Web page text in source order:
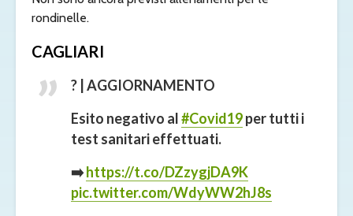
rondinelle.
CAGLIARI
? | AGGIORNAMENTO
Esito negativo al#Covid19per tutti i
test sanitari effettuati.
➡️https://t.co/DZzygjDA9K
pic.twitter.com/WdyWW2hJ8s